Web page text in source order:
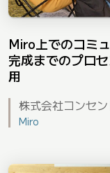
Miro上でのコミ
完成までのプロ
用
株式会社コンセ
Miro